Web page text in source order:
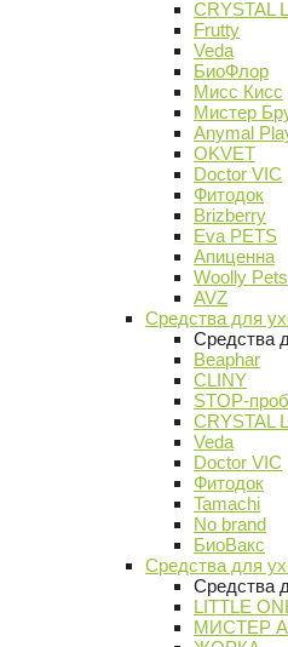
CRYSTAL
Frutty
Veda
БиоФлор
Мисс Кисс
Мистер
Anymal
OKVET
Doctor VIC
Фитодок
Brizberry
Eva PETS
Апиценна
Woolly Pets
AVZ
Средства для
Средства
Beaphar
CLINY
STOP-
CRYSTAL
Veda
Doctor VIC
Фитодок
Tamachi
No brand
БиоВакс
Средства для
Средства
LITTLE
МИСТЕР